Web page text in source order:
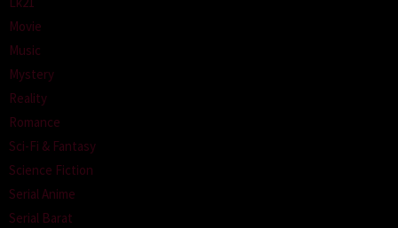
Movie
Music
Mystery
Reality
Romance
Sci-Fi & Fantasy
Science Fiction
Serial Anime
Serial Barat